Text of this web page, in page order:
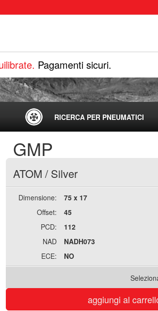
Pagamenti sicuri.
RICERCA PER PNEUMATICI
GMP
ATOM / Silver
Dimensione:
75 x 17
Offset:
45
PCD:
112
NAD
NADH073
ECE:
NO
aggiungi al